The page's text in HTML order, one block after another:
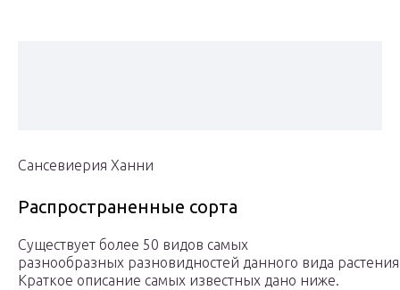
Сансевиерия Ханни
Распространенные сорта
Существует более 50 видов самых
разнообразных разновидностей данного вида
Краткое описание самых известных дано ниже.